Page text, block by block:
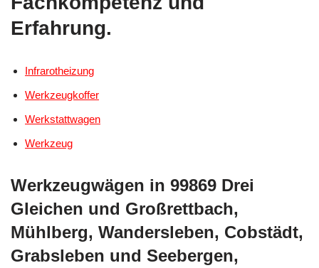
Erfahrung.
Infrarotheizung
Werkzeugkoffer
Werkstattwagen
Werkzeug
Werkzeugwägen in 99869 Drei
Gleichen und Großrettbach,
Mühlberg, Wandersleben, Cobstädt,
Grabsleben und Seebergen,